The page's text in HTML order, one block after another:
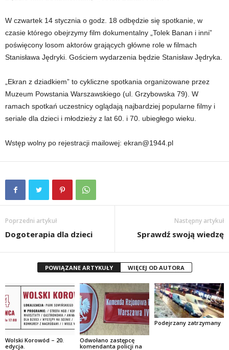
W czwartek 14 stycznia o godz. 18 odbędzie się spotkanie, w
czasie którego obejrzymy film dokumentalny „Tolek Banan i inni”
poświęcony losom aktorów grających główne role w filmach
Stanisława Jędryki. Gościem wydarzenia będzie Stanisław Jędryka.
„Ekran z dziadkiem” to cykliczne spotkania organizowane przez
Muzeum Powstania Warszawskiego (ul. Grzybowska 79). W
ramach spotkań uczestnicy oglądają najbardziej popularne filmy i
seriale dla dzieci i młodzieży z lat 60. i 70. ubiegłego wieku.
Wstęp wolny po rejestracji mailowej: ekran@1944.pl
Poprzedni artykuł
Dogoterapia dla dzieci
Następny artykuł
Sprawdź swoją wiedzę
POWIĄZANE ARTYKUŁY WIĘCEJ OD AUTORA
Wolski Korowód – 20.
edycja.
Odwołano zastępcę
komendanta policji na
Podejrzany zatrzymany